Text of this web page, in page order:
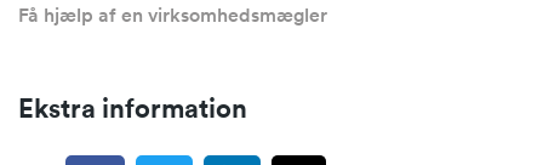
Få hjælp af en virksomhedsmægler
Ekstra information